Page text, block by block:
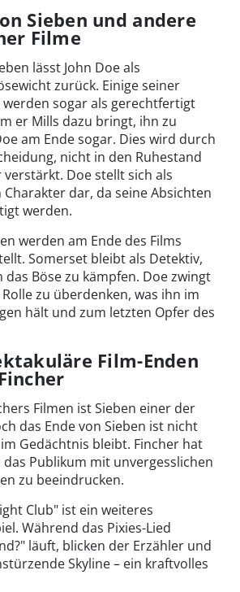
Sieben und andere
Filme
lässt John Doe als
zurück. Einige seiner
sogar als gerechtfertigt
er Mills dazu bringt, ihn zu
am Ende sogar. Dies wird durch
nicht in den Ruhestand
Doe stellt sich als
dar, da seine Absichten
werden.
werden am Ende des Films
Somerset bleibt als Detektiv,
das Böse zu kämpfen. Doe zwingt
zu überdenken, was ihn im
hält und zum letzten Opfer des
Film-Enden
Filmen ist Sieben einer der
das Ende von Sieben ist nicht
Gedächtnis bleibt. Fincher hat
Publikum mit unvergesslichen
zu beeindrucken.
Club" ist ein weiteres
Während das Pixies-Lied
läuft, blicken der Erzähler und
Skyline – ein kraftvolles